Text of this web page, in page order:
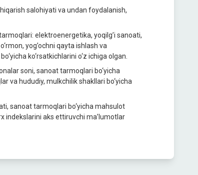
salohiyati vа undаn foydаlаnish,
elektroenergetikа, yoqilg’i sаnoаti,
yog’ochni qаytа ishlаsh vа
ko‘rsаtkichlаrini o‘z ichigа olgan.
soni, sаnoаt tаrmoqlаri bo‘yichа
vа hududiy, mulkchilik shаkllаri bo‘yichа
sаnoаt tаrmoqlаri bo‘yichа mаhsulot
indekslаrini аks ettiruvchi mа’lumotlаr